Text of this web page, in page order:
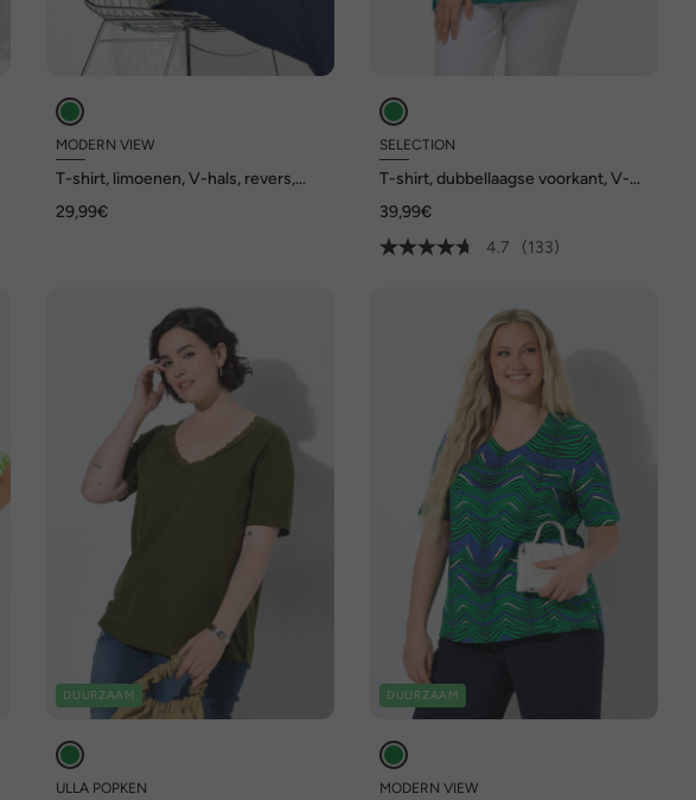
MODERN VIEW
T-shirt, limoenen, V-hals, revers,
29,99€
SELECTION
T-shirt, dubbellaagse voorkant, V-
39,99€
4.7
(133)
DUURZAAM
ULLA POPKEN
DUURZAAM
MODERN VIEW